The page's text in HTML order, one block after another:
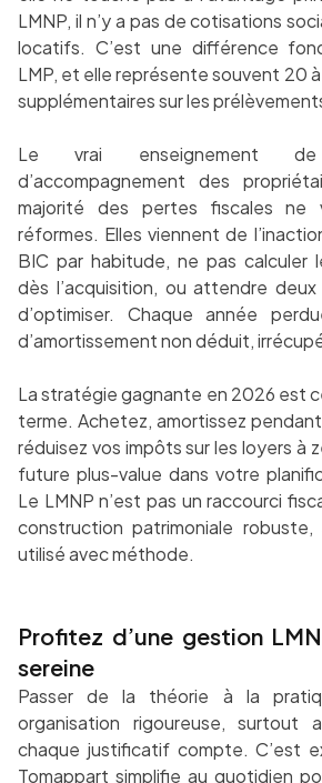
LMNP, il n’y a pas de cotisations
locatifs. C’est une différence
LMP, et elle représente souvent 20
supplémentaires sur les
Le vrai enseignement
d’accompagnement des
majorité des pertes fiscales ne
réformes. Elles viennent de
BIC par habitude, ne pas calculer
dès l’acquisition, ou attendre
d’optimiser. Chaque année
d’amortissement non déduit,
La stratégie gagnante en 2026 est
terme. Achetez, amortissez
réduisez vos impôts sur les loyers à
future plus-value dans votre
Le LMNP n’est pas un raccourci
construction patrimoniale
utilisé avec méthode.
Profitez d’une gestion
sereine
Passer de la théorie à la
organisation rigoureuse, surtout
chaque justificatif compte. C’est
Tomappart simplifie au quotidien